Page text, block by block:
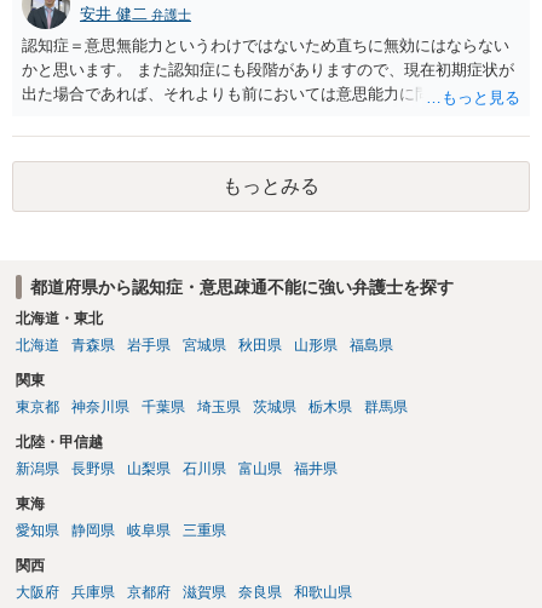
安井 健二 弁護士
認知症＝意思無能力というわけではないため直ちに無効にはならない
かと思います。 また認知症にも段階がありますので、現在初期症状が
出た場合であれば、それよりも前においては意思能力に問題はないと
たのが最近であっても認知症としての症状が以前から顕著に出ていた
となれば話は変わってきますので、その点にはご留意ください。
もっとみる
都道府県から認知症・意思疎通不能に強い弁護士を探す
北海道・東北
北海道
青森県 岩手県 宮城県 秋田県 山形県 福島県
関東
東京都
神奈川県 千葉県 埼玉県 茨城県 栃木県 群馬県
北陸・甲信越
新潟県
長野県 山梨県 石川県 富山県 福井県
東海
愛知県
静岡県 岐阜県 三重県
関西
大阪府
兵庫県 京都府 滋賀県 奈良県 和歌山県